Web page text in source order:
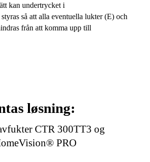
kan undertrycket i
så att alla eventuella lukter(E) och
från att komma upp till
løsning:
CTR 300TT3 og
PRO